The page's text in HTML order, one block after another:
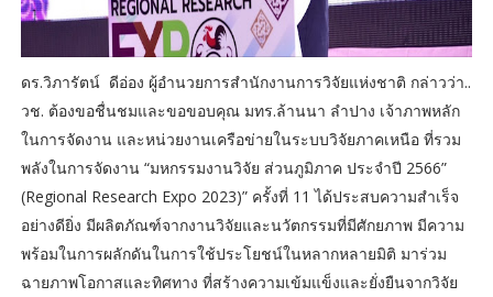
ดร.วิภารัตน์ ดีอ่อง ผู้อำนวยการสำนักงานการวิจัยแห่งชาติ กล่าวว่า..
วช. ต้องขอชื่นชมและขอขอบคุณ มทร.ล้านนา ลำปาง เจ้าภาพหลัก
ในการจัดงาน และหน่วยงานเครือข่ายในระบบวิจัยภาคเหนือ ที่รวม
พลังในการจัดงาน “มหกรรมงานวิจัย ส่วนภูมิภาค ประจำปี 2566”
(Regional Research Expo 2023)” ครั้งที่ 11 ได้ประสบความสำเร็จ
อย่างดียิ่ง มีผลิตภัณฑ์จากงานวิจัยและนวัตกรรมที่มีศักยภาพ มีความ
พร้อมในการผลักดันในการใช้ประโยชน์ในหลากหลายมิติ มาร่วม
ฉายภาพโอกาสและทิศทาง ที่สร้างความเข้มแข็งและยั่งยืนจากวิจัย